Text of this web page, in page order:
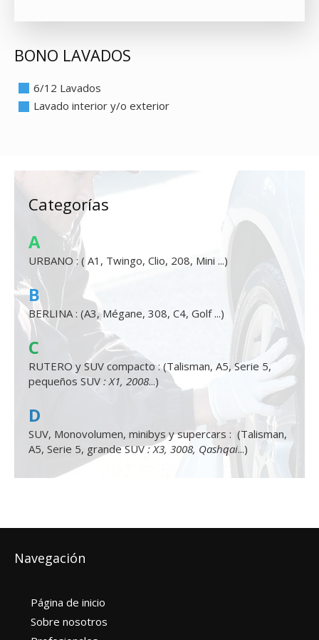
BONO LAVADOS
6/12 Lavados
Lavado interior y/o exterior
Categorías
A
URBANO : ( A1, Twingo, Clio, 208, Mini ...)
B
BERLINA : (A3, Mégane, 308, C4, Golf ...)
C
RUTERO y SUV compacto : (Talisman, A5, Serie 5,
pequeños SUV : X1, 2008...)
D
SUV, Monovolumen, minibys y supercars : (Talisman,
A5, Serie 5, grande SUV: X3, 3008, Qashqai...)
Navegación
Página de inicio
Sobre nosotros